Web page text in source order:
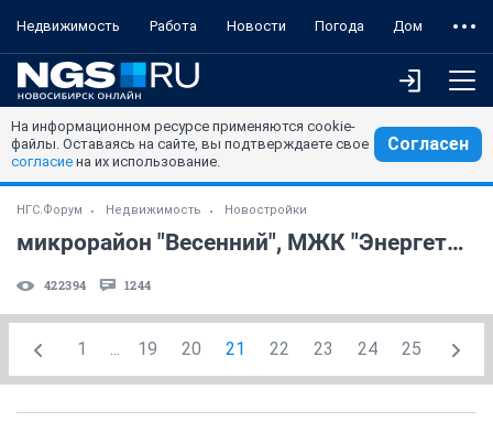
Недвижимость Работа Новости Погода Дом
На информационном ресурсе применяются cookie-
файлы. Оставаясь на сайте, вы подтверждаете свое
согласие на их использование.
Согласен
НГС.Форум Недвижимость Новостройки
микрорайон "Весенний", МЖК "Энергетик", Первомайка
422394 1244
1 ... 19 20 21 22 23 24 25